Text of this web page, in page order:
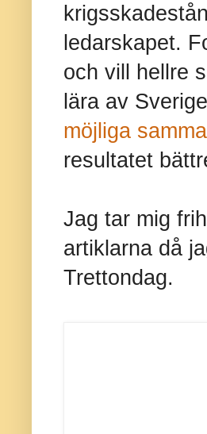
ledarskapet.
och vill hellre
lära av
möjliga
resultatet
Jag tar mig
artiklarna då
Trettondag.